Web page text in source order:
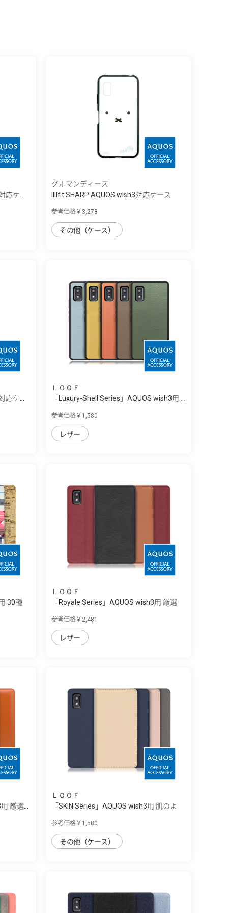
応ケ...
グルマンディーズ
IIIIfit SHARP AQUOS wish3対応ケース
参考価格￥3,278
その他（ケース）
応ケ...
ＬＯＯＦ
「Luxury-Shell Series」AQUOS wish3用 ...
参考価格￥1,580
レザー
30種
ＬＯＯＦ
「Royale Series」AQUOS wish3用 厳選
参考価格￥2,481
レザー
厳選...
ＬＯＯＦ
「SKIN Series」AQUOS wish3用 肌のよ
参考価格￥1,580
その他（ケース）